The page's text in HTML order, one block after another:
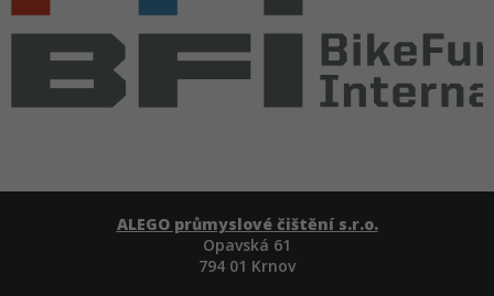
ALEGO průmyslové čištění s.r.o.
Opavská 61
794 01 Krnov